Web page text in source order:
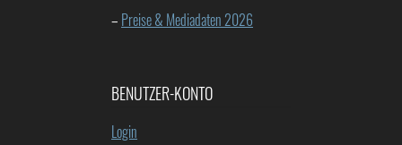
– Preise & Mediadaten 2026
BENUTZER-KONTO
Login